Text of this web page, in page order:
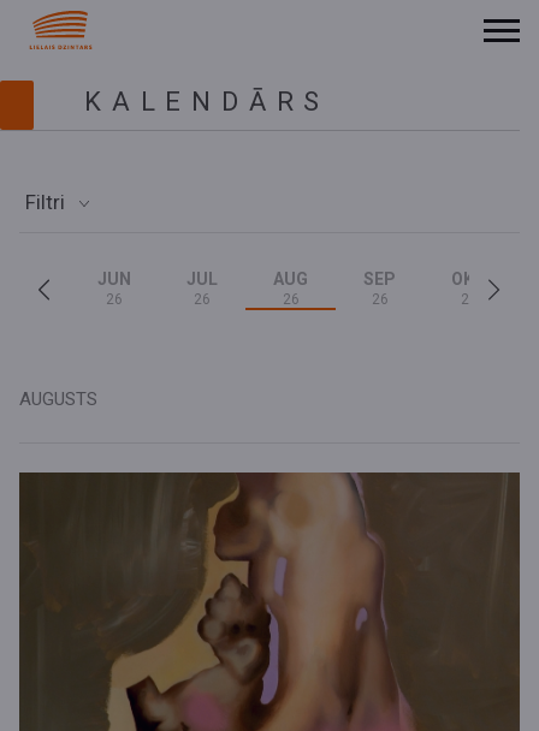
KALENDĀRS
Filtri
JUN
26
JUL
26
AUG
26
SEP
26
OKT
26
AUGUSTS